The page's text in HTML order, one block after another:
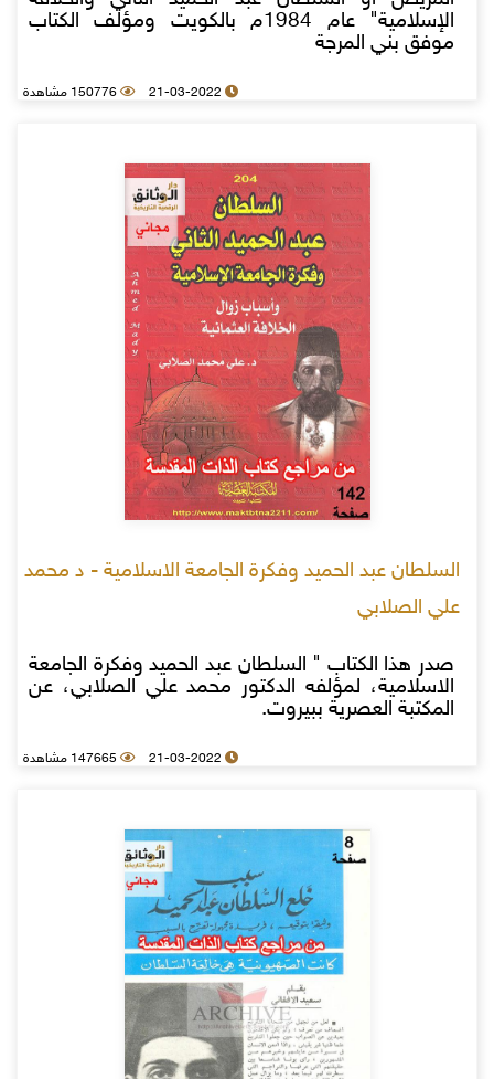
الإسلامية" عام 1984م بالكويت ومؤلف الكتاب
موفق بني المرجة
21-03-2022 150776 مشاهدة
السلطان عبد الحميد وفكرة الجامعة الاسلامية - د محمد
علي الصلابي
صدر هذا الكتاب " السلطان عبد الحميد وفكرة الجامعة
الاسلامية، لمؤلفه الدكتور محمد علي الصلابي، عن
المكتبة العصرية ببيروت.
21-03-2022 147665 مشاهدة